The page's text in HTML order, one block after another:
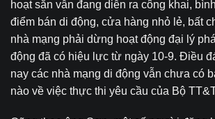
hoạt sẵn vẫn đang diễn ra công khai,
điểm bán di động, cửa hàng nhỏ lẻ, bất
nhà mạng phải dừng hoạt động đại lý
động đã có hiệu lực từ ngày 10-9. Điều
nay các nhà mạng di động vẫn chưa có
nào về việc thực thi yêu cầu của Bộ